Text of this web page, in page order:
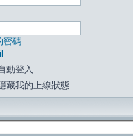
密碼
動登入
藏我的上線狀態